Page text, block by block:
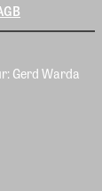
Gerd Warda